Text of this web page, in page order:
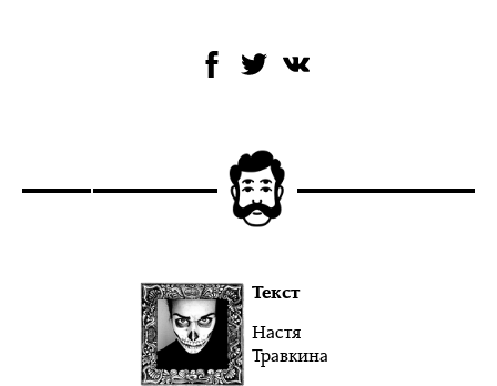
Текст
Настя
Травкина